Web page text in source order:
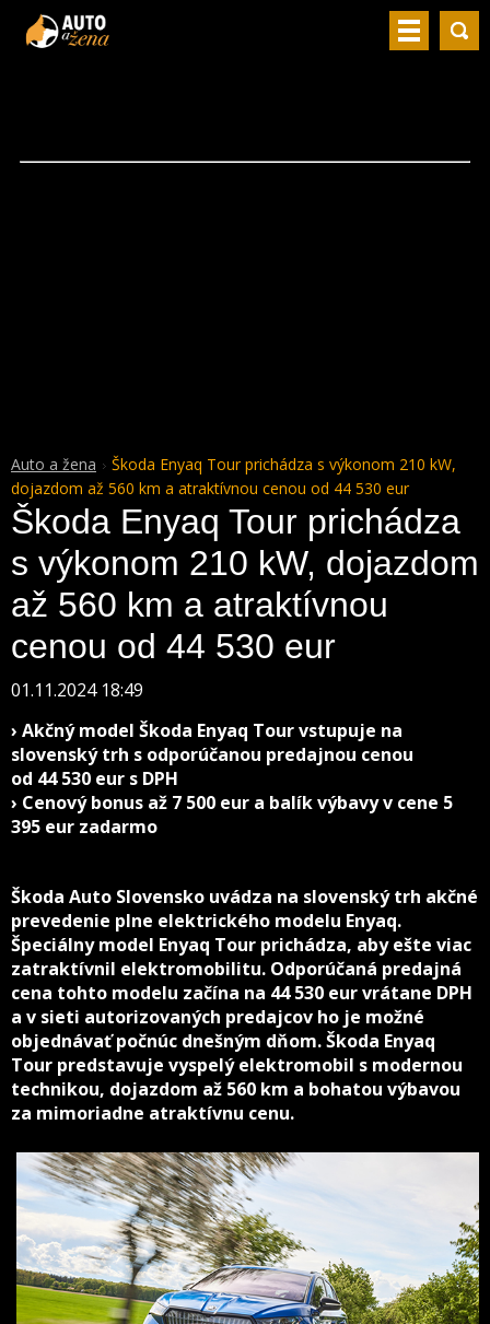
Auto a žena
Škoda Enyaq Tour prichádza s výkonom 210 kW,
dojazdom až 560 km a atraktívnou cenou od 44 530 eur
Škoda Enyaq Tour prichádza
s výkonom 210 kW, dojazdom
až 560 km a atraktívnou
cenou od 44 530 eur
01.11.2024 18:49
› Akčný model Škoda Enyaq Tour vstupuje na
slovenský trh s odporúčanou predajnou cenou
od 44 530 eur s DPH
› Cenový bonus až 7 500 eur a balík výbavy v cene 5
395 eur zadarmo
Škoda Auto Slovensko uvádza na slovenský trh akčné
prevedenie plne elektrického modelu Enyaq.
Špeciálny model Enyaq Tour prichádza, aby ešte viac
zatraktívnil elektromobilitu. Odporúčaná predajná
cena tohto modelu začína na 44 530 eur vrátane DPH
a v sieti autorizovaných predajcov ho je možné
objednávať počnúc dnešným dňom. Škoda Enyaq
Tour predstavuje vyspelý elektromobil s modernou
technikou, dojazdom až 560 km a bohatou výbavou
za mimoriadne atraktívnu cenu.